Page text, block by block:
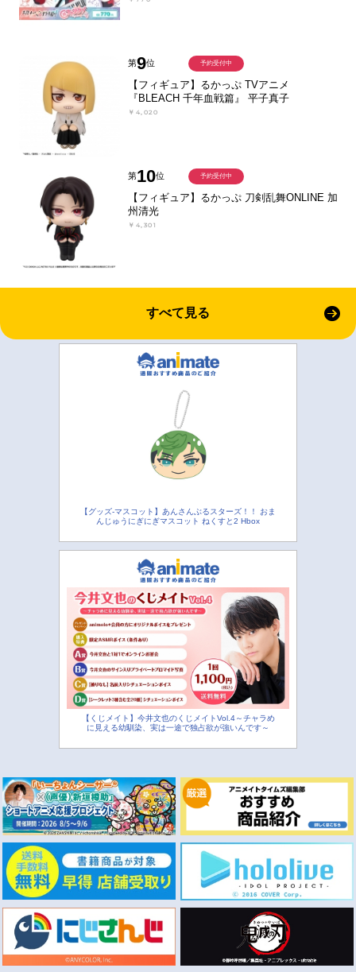
第9位
【フィギュア】るかっぷ TVアニメ
『BLEACH 千年血戦篇』 平子真子
￥4,020
予約受付中
第10位
【フィギュア】るかっぷ 刀剣乱舞ONLINE 加
州清光
￥4,301
予約受付中
すべて見る
【グッズ-マスコット】あんさんぶるスターズ！！ おま
んじゅうにぎにぎマスコット ねくすと2 Hbox
【くじメイト】今井文也のくじメイトVol.4～チャラめ
に見える幼馴染、実は一途で独占欲が強いんです～